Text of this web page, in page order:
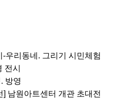
우리동네. 그리기 시민체험
전시
방영
남원아트센터 개관 초대전